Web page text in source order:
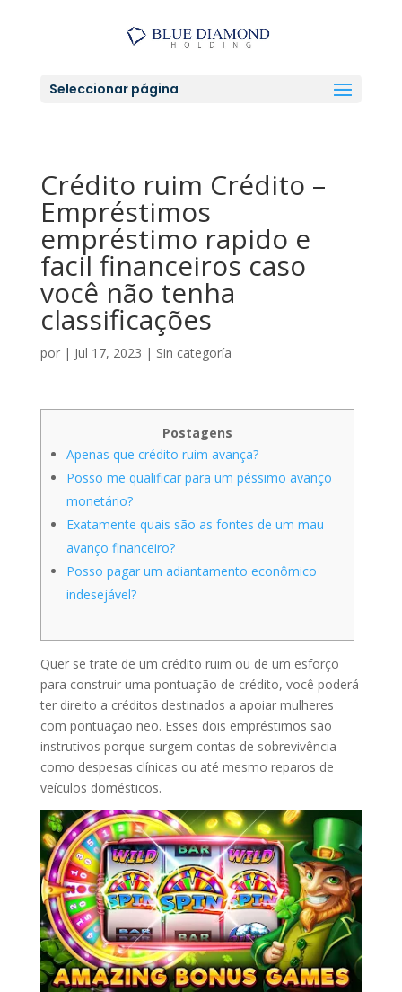
Seleccionar página
Crédito ruim Crédito –
Empréstimos
empréstimo rapido e
facil financeiros caso
você não tenha
classificações
por | Jul 17, 2023 | Sin categoría
Postagens
Apenas que crédito ruim avança?
Posso me qualificar para um péssimo avanço
monetário?
Exatamente quais são as fontes de um mau
avanço financeiro?
Posso pagar um adiantamento econômico
indesejável?
Quer se trate de um crédito ruim ou de um esforço
para construir uma pontuação de crédito, você poderá
ter direito a créditos destinados a apoiar mulheres
com pontuação neo. Esses dois empréstimos são
instrutivos porque surgem contas de sobrevivência
como despesas clínicas ou até mesmo reparos de
veículos domésticos.